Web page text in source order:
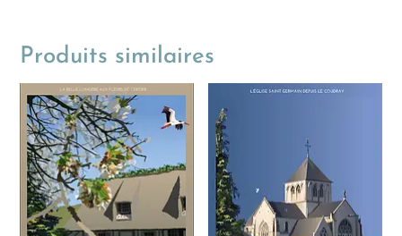
Produits similaires